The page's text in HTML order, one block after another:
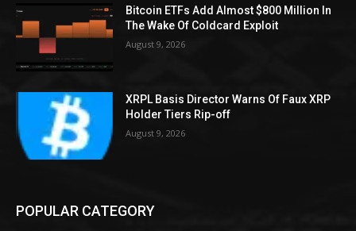
Bitcoin ETFs Add Almost $800 Million In
The Wake Of Coldcard Exploit
August 9, 2026
XRPL Basis Director Warns Of Faux XRP
Holder Tiers Rip-off
August 9, 2026
POPULAR CATEGORY